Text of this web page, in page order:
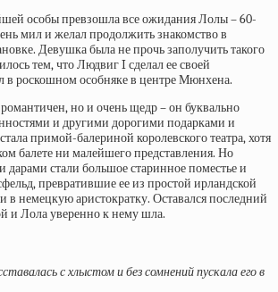
особы превзошла все ожидания Лолы – 60-
мил и желал продолжить знакомство в
Девушка была не прочь заполучить такого
тем, что Людвиг I сделал ее своей
в роскошном особняке в центре Мюнхена.
но и очень щедр – он буквально
и другими дорогими подарками и
примой-балериной королевского театра, хотя
балете ни малейшего представления. Но
стали большое старинное поместье и
превратившие ее из простой ирландской
в немецкую аристократку. Оставался последний
и Лола уверенно к нему шла.
с хлыстом и без сомнений пускала его в